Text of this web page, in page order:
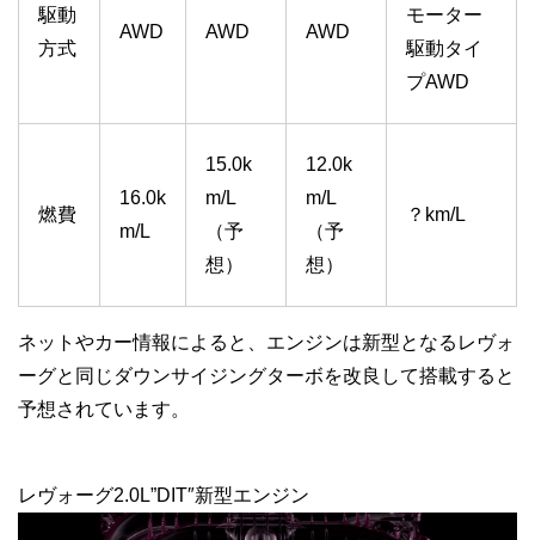
駆動
方式
AWD AWD AWD
モーター
駆動タイ
プAWD
燃費
16.0k
m/L
15.0k
m/L
（予
想）
12.0k
m/L
（予
想）
？km/L
ネットやカー情報によると、エンジンは新型となるレヴォ
ーグと同じダウンサイジングターボを改良して搭載すると
予想されています。
レヴォーグ2.0L”DIT″新型エンジン